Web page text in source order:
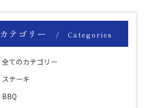
カテゴリー Categories
全てのカテゴリー
ステーキ
BBQ